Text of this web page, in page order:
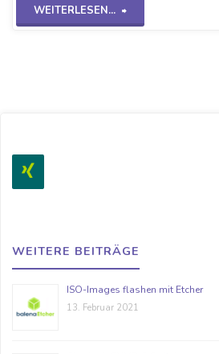
WEITERLESEN...
"Win10-
WEITERE BEITRÄGE
ISO-Images flashen mit Etcher
13. Februar 2021